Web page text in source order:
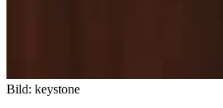
Bild: keystone